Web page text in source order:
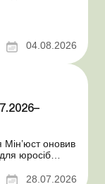
до стр...
04.08.2026
Мін’юст оновив
юросіб
У
28.07.2026